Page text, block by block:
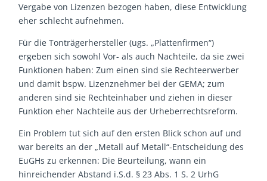
Vergabe von Lizenzen bezogen haben, diese Entwicklung
eher schlecht aufnehmen.
Für die Tonträgerhersteller (ugs. „Plattenfirmen“)
ergeben sich sowohl Vor- als auch Nachteile, da sie zwei
Funktionen haben: Zum einen sind sie Rechteerwerber
und damit bspw. Lizenznehmer bei der GEMA; zum
anderen sind sie Rechteinhaber und ziehen in dieser
Funktion eher Nachteile aus der Urheberrechtsreform.
Ein Problem tut sich auf den ersten Blick schon auf und
war bereits an der „Metall auf Metall“-Entscheidung des
EuGHs zu erkennen: Die Beurteilung, wann ein
hinreichender Abstand i.S.d. § 23 Abs. 1 S. 2 UrhG